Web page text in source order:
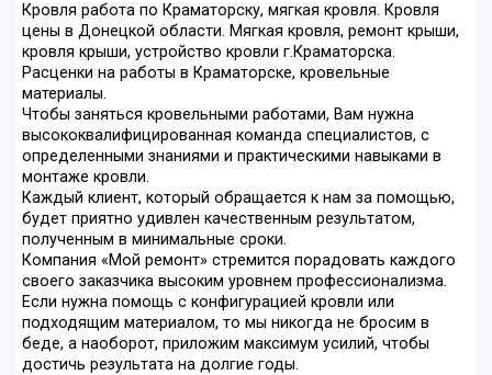
Кровля работа по Краматорску, мягкая кровля. Кровля
цены в Донецкой области. Мягкая кровля, ремонт крыши,
кровля крыши, устройство кровли г.Краматорска.
Расценки на работы в Краматорске, кровельные
материалы.
Чтобы заняться кровельными работами, Вам нужна
высококвалифицированная команда специалистов, с
определенными знаниями и практическими навыками в
монтаже кровли.
Каждый клиент, который обращается к нам за помощью,
будет приятно удивлен качественным результатом,
полученным в минимальные сроки.
Компания «Мой ремонт» стремится порадовать каждого
своего заказчика высоким уровнем профессионализма.
Если нужна помощь с конфигурацией кровли или
подходящим материалом, то мы никогда не бросим в
беде, а наоборот, приложим максимум усилий, чтобы
достичь результата на долгие годы.